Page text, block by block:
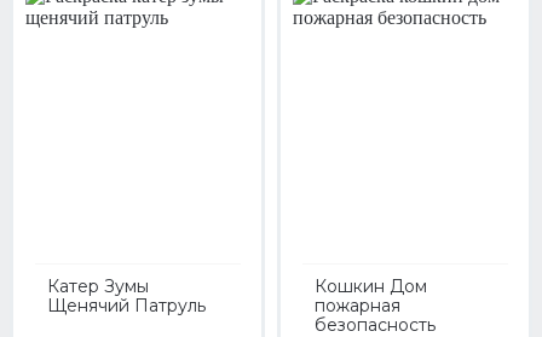
Катер Зумы
Щенячий Патруль
Кошкин Дом
пожарная
безопасность